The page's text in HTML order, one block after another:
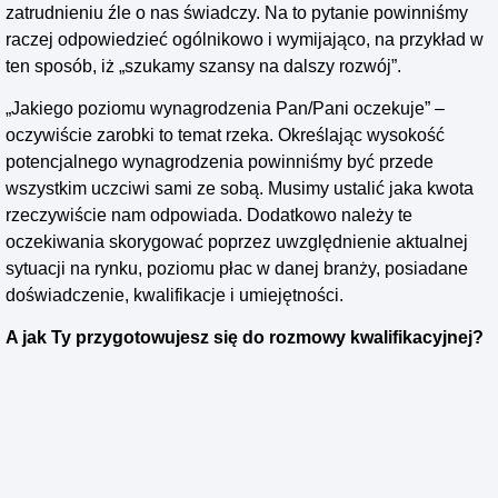
zatrudnieniu źle o nas świadczy. Na to pytanie powinniśmy
raczej odpowiedzieć ogólnikowo i wymijająco, na przykład w
ten sposób, iż „szukamy szansy na dalszy rozwój”.
„Jakiego poziomu wynagrodzenia Pan/Pani oczekuje” –
oczywiście zarobki to temat rzeka. Określając wysokość
potencjalnego wynagrodzenia powinniśmy być przede
wszystkim uczciwi sami ze sobą. Musimy ustalić jaka kwota
rzeczywiście nam odpowiada. Dodatkowo należy te
oczekiwania skorygować poprzez uwzględnienie aktualnej
sytuacji na rynku, poziomu płac w danej branży, posiadane
doświadczenie, kwalifikacje i umiejętności.
A jak Ty przygotowujesz się do rozmowy kwalifikacyjnej?